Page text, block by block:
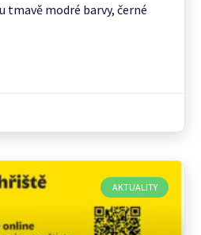
tmavě modré barvy, černé
AKTUALITY